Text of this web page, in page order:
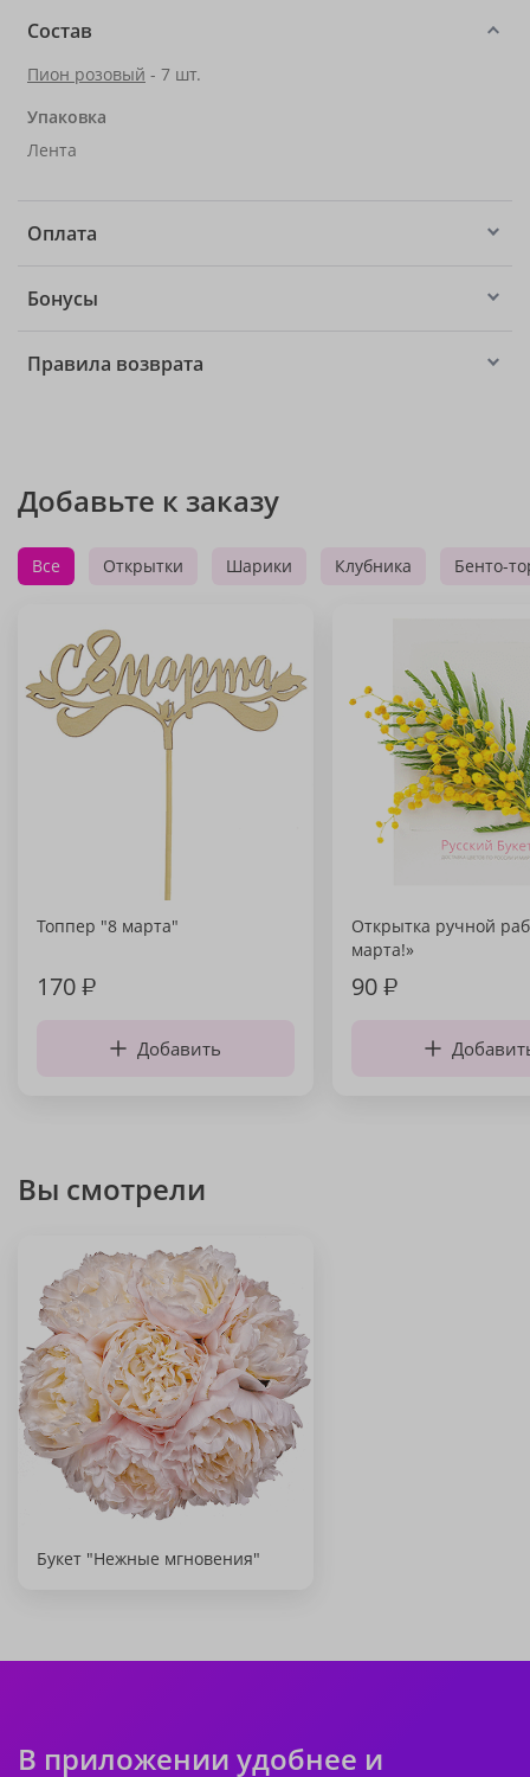
Состав
Пион розовый - 7 шт.
Упаковка
Лента
Оплата
Бонусы
Правила возврата
Добавьте к заказу
Все Открытки Шарики Клубника Бенто-
Топпер "8 марта"
170₽
Добавить
Открытка ручной
марта!»
90₽
Вы смотрели
Букет "Нежные мгновения"
В приложении удобнее и